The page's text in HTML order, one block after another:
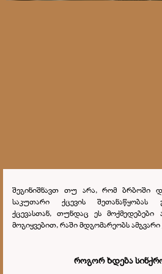
შეგინიშნავთ თუ არა, რომ ბრბოში
საკუთარი ქცევის შეთანაწყობას
ქცევასთან, თუნდაც ეს მოქმედებები
მოგიყვებით, რაში მდგომარეობს
როგორ ხდება